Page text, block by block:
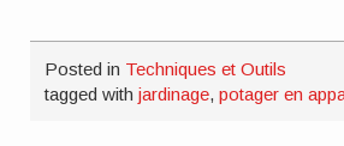
Posted in Techniques et Outils
tagged withjardinage,potager en